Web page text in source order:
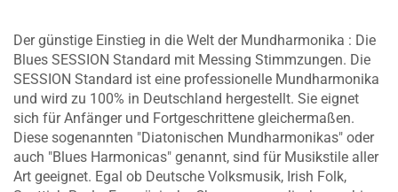
Der günstige Einstieg in die Welt der Mundharmonika : Die
Blues SESSION Standard mit Messing Stimmzungen. Die
SESSION Standard ist eine professionelle Mundharmonika
und wird zu 100% in Deutschland hergestellt. Sie eignet
sich für Anfänger und Fortgeschrittene gleichermaßen.
Diese sogenannten "Diatonischen Mundharmonikas" oder
auch "Blues Harmonicas" genannt, sind für Musikstile aller
Art geeignet. Egal ob Deutsche Volksmusik, Irish Folk,